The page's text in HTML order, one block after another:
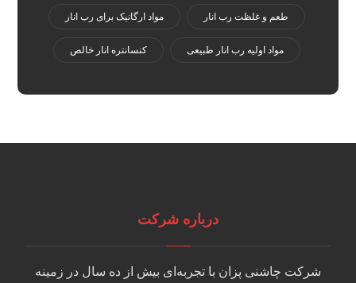
طعم و غلظت رب انار مواد ارگانیک برای رب انار
مواد اولیه رب انار طبیعی کنسانتره انار خالص
درباره شرکت
شرکت چاشنی پزان با تجربه‌ای بیش از ده سال در زمینه